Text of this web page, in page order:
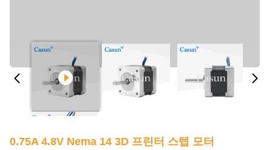
0.75A 4.8V Nema 14 3D 프린터 스텝 모터